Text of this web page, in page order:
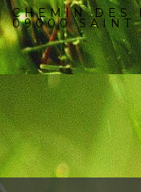
CHEMIN DES
09000 SAINT